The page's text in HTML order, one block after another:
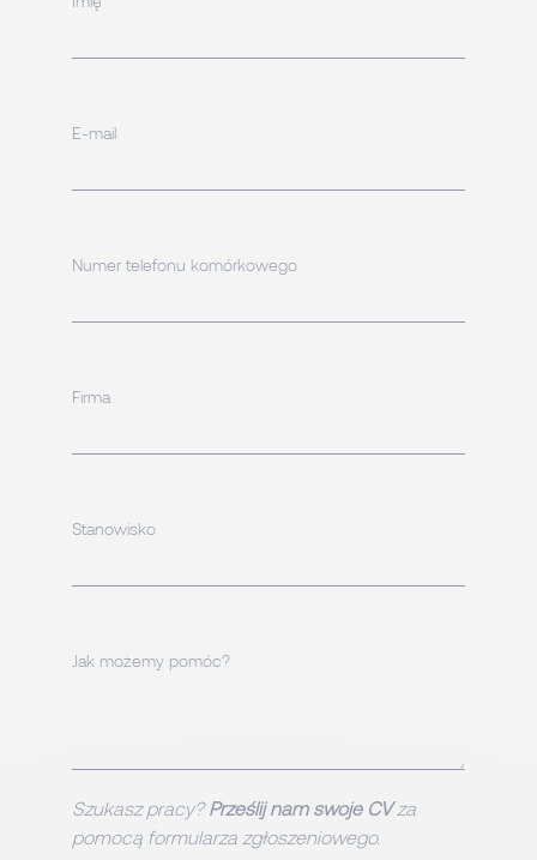
E-mail
Numer telefonu komórkowego
Firma
Stanowisko
Jak możemy pomóc?
Szukasz pracy?Prześlij nam swoje CVza
pomocą formularza zgłoszeniowego.